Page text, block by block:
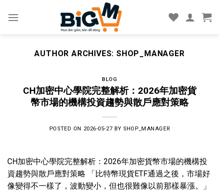
AUTHOR ARCHIVES: SHOP_MANAGER
BLOG
CH加密中心學院完整解析：2026年加密貨
幣市場的機構投資趨勢與散戶應對策略
POSTED ON 2026-05-27 BY SHOP_MANAGER
CH加密中心學院完整解析：2026年加密貨幣市場的機構投
資趨勢與散戶應對策略 「比特幣現貨ETF通過之後，市場好
像變得不一樣了，波動變小，但也很難像以前那樣暴漲。」